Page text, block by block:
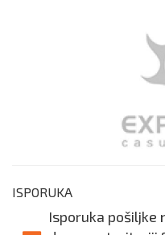
ISPORUKA
Isporuka pošiljke